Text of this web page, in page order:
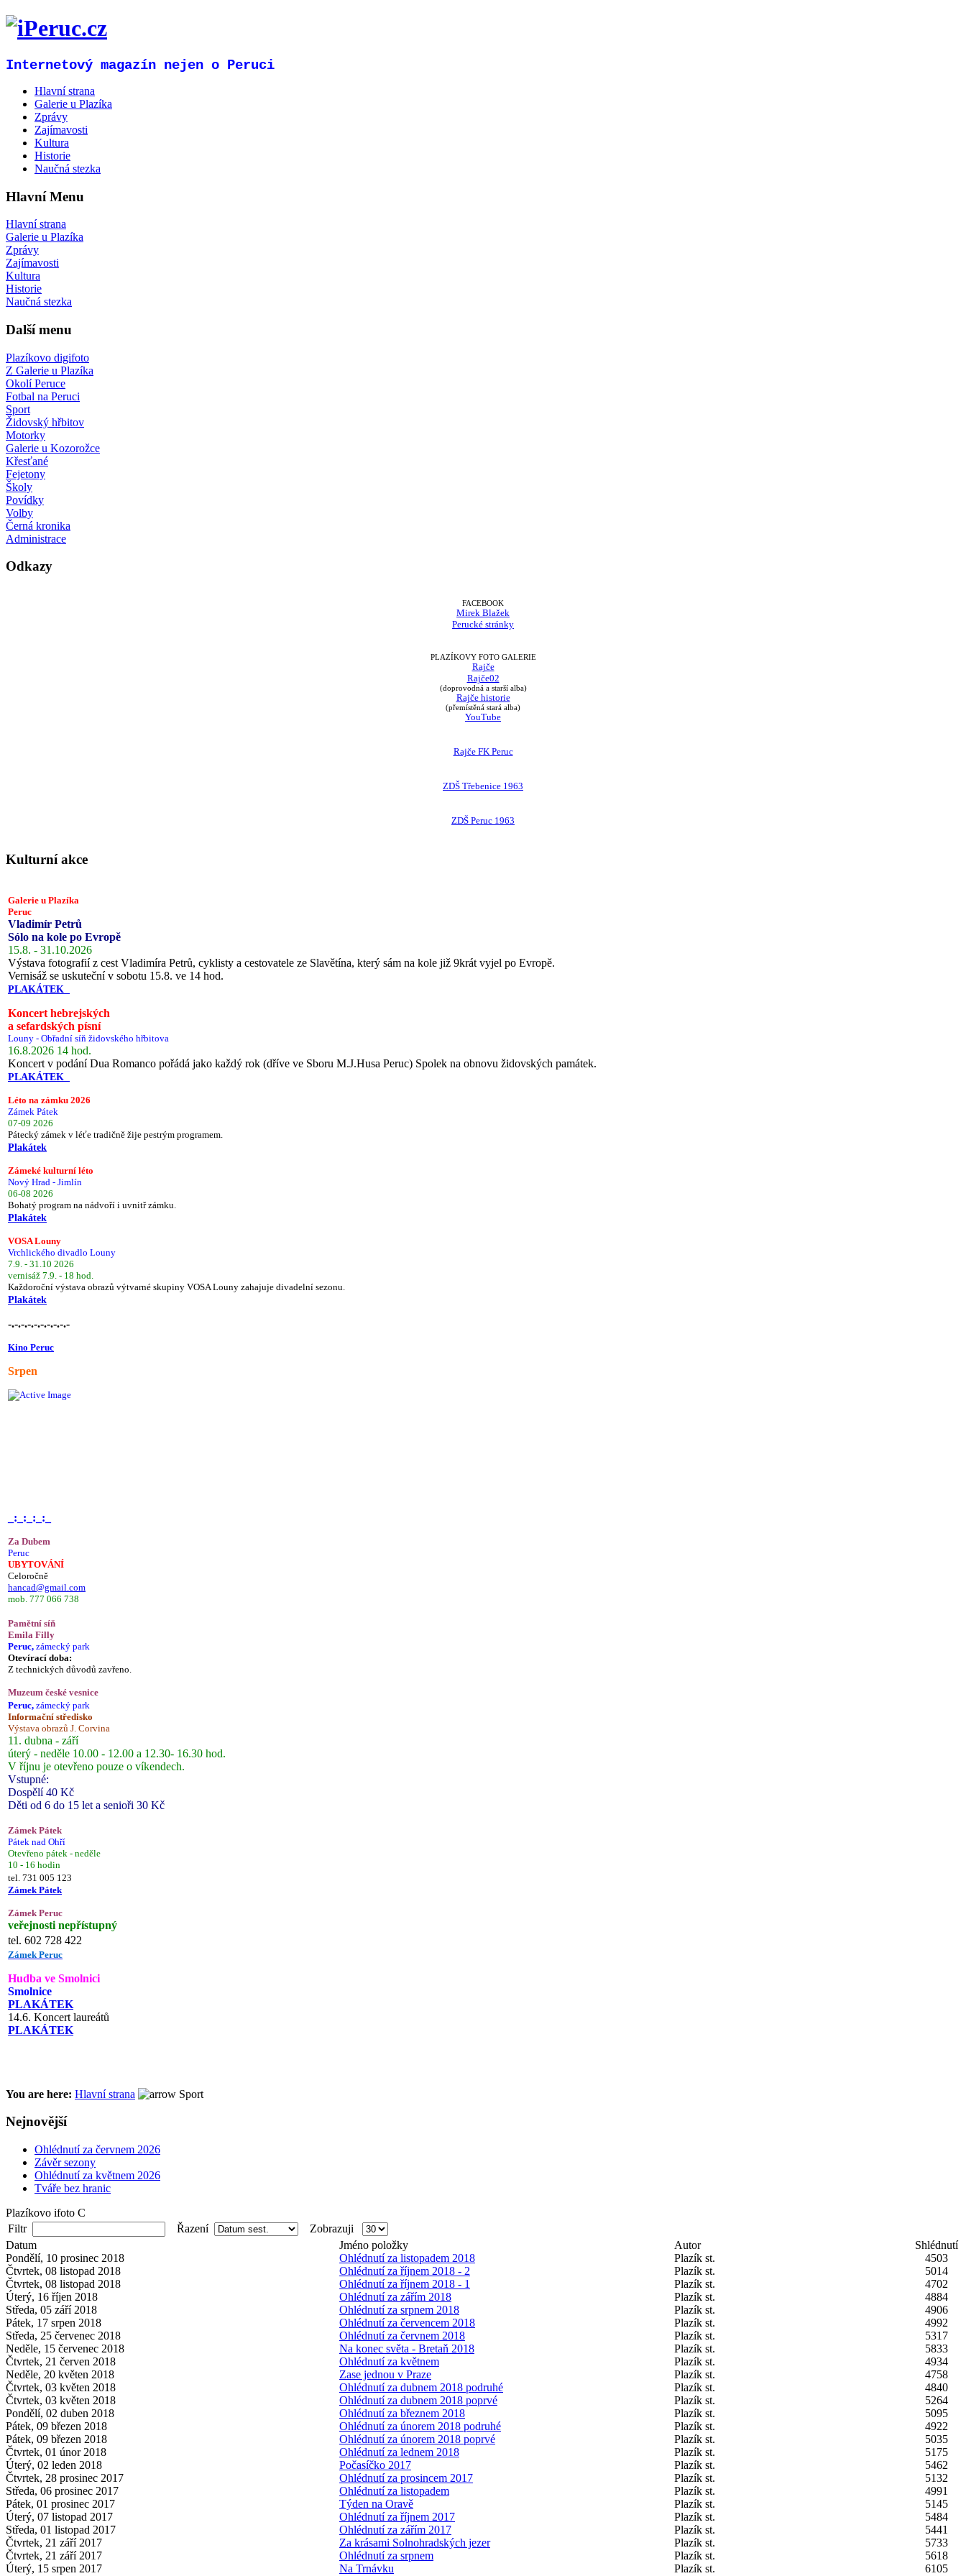
Internetový magazín nejen o Peruci
Hlavní strana
Galerie u Plazíka
Zprávy
Zajímavosti
Kultura
Historie
Naučná stezka
Hlavní Menu
Hlavní strana
Galerie u Plazíka
Zprávy
Zajímavosti
Kultura
Historie
Naučná stezka
Další menu
Plazíkovo digifoto
Z Galerie u Plazíka
Okolí Peruce
Fotbal na Peruci
Sport
Židovský hřbitov
Motorky
Galerie u Kozorožce
Křesťané
Fejetony
Školy
Povídky
Volby
Černá kronika
Administrace
Odkazy
FACEBOOK
Mirek Blažek
Perucké stránky
PLAZÍKOVY FOTO GALERIE
Rajče
Rajče02
(doprovodná a starší alba)
Rajče historie
(přemístěná stará alba)
YouTube
Rajče FK Peruc
ZDŠ Třebenice 1963
ZDŠ Peruc 1963
Kulturní akce
Galerie u Plazíka
Peruc
Vladimír Petrů
Sólo na kole po Evropě
15.8. - 31.10.2026
Výstava fotografií z cest Vladimíra Petrů, cyklisty a cestovatele ze Slavětína, který sám na kole již 9krát vyjel po Evropě.
Vernisáž se uskuteční v sobotu 15.8. ve 14 hod.
PLAKÁTEK
Koncert hebrejských
a sefardských písní
Louny - Obřadní síň židovského hřbitova
16.8.2026 14 hod.
Koncert v podání Dua Romanco pořádá jako každý rok (dříve ve Sboru M.J.Husa Peruc) Spolek na obnovu židovských památek.
PLAKÁTEK
Léto na zámku 2026
Zámek Pátek
07-09 2026
Pátecký zámek v léťe tradičně žije pestrým programem.
Plakátek
Zámeké kulturní léto
Nový Hrad - Jimlín
06-08 2026
Bohatý program na nádvoří i uvnitř zámku.
Plakátek
VOSA Louny
Vrchlického divadlo Louny
7.9. - 31.10 2026
vernisáž 7.9. - 18 hod.
Každoroční výstava obrazů výtvarné skupiny VOSA Louny zahajuje divadelní sezonu.
Plakátek
-.-.-.-.-.-.-.-.-.-
Kino Peruc
Srpen
_:_:_:_:_
Za Dubem
Peruc
UBYTOVÁNÍ
Celoročně
hancad@gmail.com
mob. 777 066 738
Pamětní síň
Emila Filly
Peruc, zámecký park
Otevírací doba:
Z technických důvodů zavřeno.
Muzeum české vesnice
Peruc, zámecký park
Informační středisko
Výstava obrazů J. Corvina
11. dubna - září
úterý - neděle 10.00 - 12.00 a 12.30- 16.30 hod.
V říjnu je otevřeno pouze o víkendech.
Vstupné:
Dospělí 40 Kč
Děti od 6 do 15 let a senioři 30 Kč
Zámek Pátek
Pátek nad Ohří
Otevřeno pátek - neděle
10 - 16 hodin
tel. 731 005 123
Zámek Pátek
Zámek Peruc
veřejnosti nepřístupný
tel. 602 728 422
Zámek Peruc
Hudba ve Smolnici
Smolnice
PLAKÁTEK
14.6. Koncert laureátů
PLAKÁTEK
You are here: Hlavní strana Sport
Nejnovější
Ohlédnutí za červnem 2026
Závěr sezony
Ohlédnutí za květnem 2026
Tváře bez hranic
Plazíkovo ifoto C
Filtr
Řazení
Zobrazuji
Datum
Jméno položky Autor
Shlédnutí
Pondělí, 10 prosinec 2018
Ohlédnutí za listopadem 2018 Plazík st.
4503
Čtvrtek, 08 listopad 2018
Ohlédnutí za říjnem 2018 - 2 Plazík st.
5014
Čtvrtek, 08 listopad 2018
Ohlédnutí za říjnem 2018 - 1 Plazík st.
4702
Úterý, 16 říjen 2018
Ohlédnutí za zářím 2018 Plazík st.
4884
Středa, 05 září 2018
Ohlédnutí za srpnem 2018 Plazík st.
4906
Pátek, 17 srpen 2018
Ohlédnutí za červencem 2018 Plazík st.
4992
Středa, 25 červenec 2018
Ohlédnutí za červnem 2018 Plazík st.
5317
Neděle, 15 červenec 2018
Na konec světa - Bretaň 2018 Plazík st.
5833
Čtvrtek, 21 červen 2018
Ohlédnutí za květnem Plazík st.
4934
Neděle, 20 květen 2018
Zase jednou v Praze Plazík st.
4758
Čtvrtek, 03 květen 2018
Ohlédnutí za dubnem 2018 podruhé Plazík st.
4840
Čtvrtek, 03 květen 2018
Ohlédnutí za dubnem 2018 poprvé Plazík st.
5264
Pondělí, 02 duben 2018
Ohlédnutí za březnem 2018 Plazík st.
5095
Pátek, 09 březen 2018
Ohlédnutí za únorem 2018 podruhé Plazík st.
4922
Pátek, 09 březen 2018
Ohlédnutí za únorem 2018 poprvé Plazík st.
5035
Čtvrtek, 01 únor 2018
Ohlédnutí za lednem 2018 Plazík st.
5175
Úterý, 02 leden 2018
Počasíčko 2017 Plazík st.
5462
Čtvrtek, 28 prosinec 2017
Ohlédnutí za prosincem 2017 Plazík st.
5132
Středa, 06 prosinec 2017
Ohlédnutí za listopadem Plazík st.
4991
Pátek, 01 prosinec 2017
Týden na Oravě Plazík st.
5145
Úterý, 07 listopad 2017
Ohlédnutí za říjnem 2017 Plazík st.
5484
Středa, 01 listopad 2017
Ohlédnutí za zářím 2017 Plazík st.
5441
Čtvrtek, 21 září 2017
Za krásami Solnohradských jezer Plazík st.
5733
Čtvrtek, 21 září 2017
Ohlédnutí za srpnem Plazík st.
5618
Úterý, 15 srpen 2017
Na Trnávku Plazík st.
6105